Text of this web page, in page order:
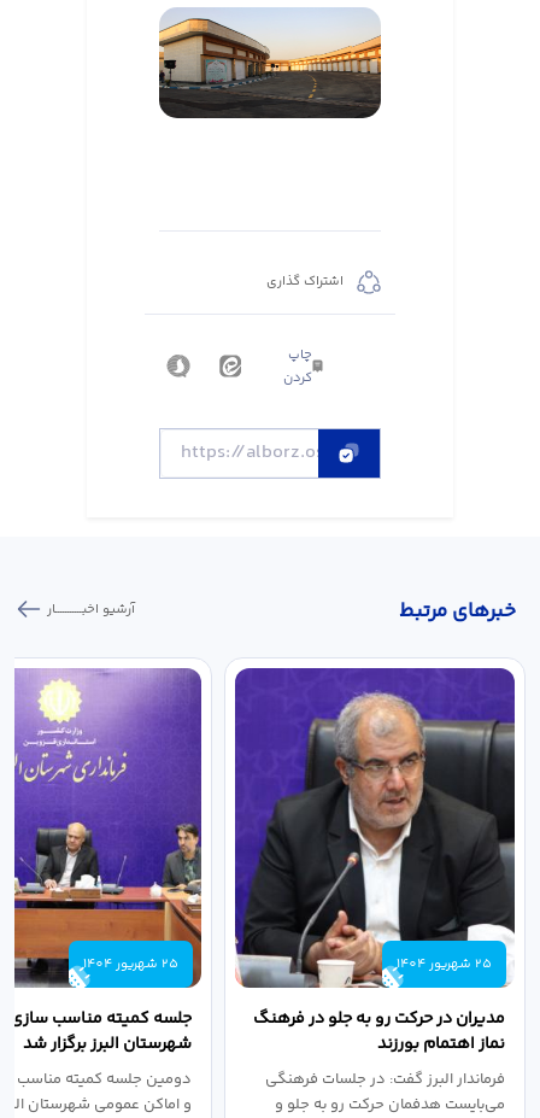
اشتراک گذاری
چاپ
کردن
خبر‌های مرتبط آرشیو اخبـــــــــــار
25 شهریور 1404
مدیران در حرکت رو به جلو در فرهنگ
نماز اهتمام بورزند
فرماندار البرز گفت: در جلسات فرهنگی
می‌بایست هدفمان حرکت رو به جلو و
25 شهریور 1404
جلسه کمیته مناسب سازی
شهرستان البرز برگزار شد
دومین جلسه کمیته مناسب
و اماکن عمومی شهرستان